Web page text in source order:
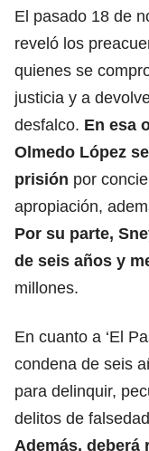
El pasado 18 de
reveló los
quienes se
justicia y a
desfalco. En esa
Olmedo López
prisión por
apropiación,
Por su parte,
de seis años y
millones.
En cuanto a ‘El
condena de seis
para delinquir,
delitos de
Además, deberá